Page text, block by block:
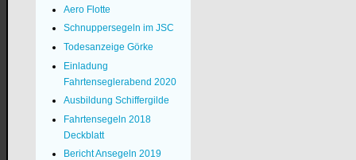
Aero Flotte
Schnuppersegeln im JSC
Todesanzeige Görke
Einladung
Fahrtenseglerabend 2020
Ausbildung Schiffergilde
Fahrtensegeln 2018
Deckblatt
Bericht Ansegeln 2019